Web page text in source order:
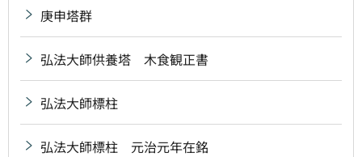
庚申塔群
弘法大師供養塔 木食観正書
弘法大師標柱
弘法大師標柱 元治元年在銘